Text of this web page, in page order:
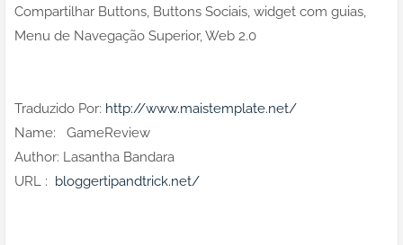
Compartilhar Buttons, Buttons Sociais, widget com guias,
Menu de Navegação Superior, Web 2.0
Traduzido Por: http://www.maistemplate.net/
Name: GameReview
Author: Lasantha Bandara
URL : bloggertipandtrick.net/